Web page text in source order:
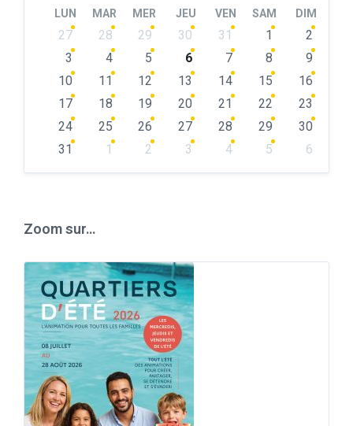
LUN MAR MER JEU VEN SAM DIM
Skip
calendar
27 28 29 30 31 1
2
3
4 5 6 7 8
9
10
11 12 13 14 15
16
17
18 19 20 21 22
23
24
25 26 27 28 29
30
31
1 2 3 4 5
6
Zoom sur…